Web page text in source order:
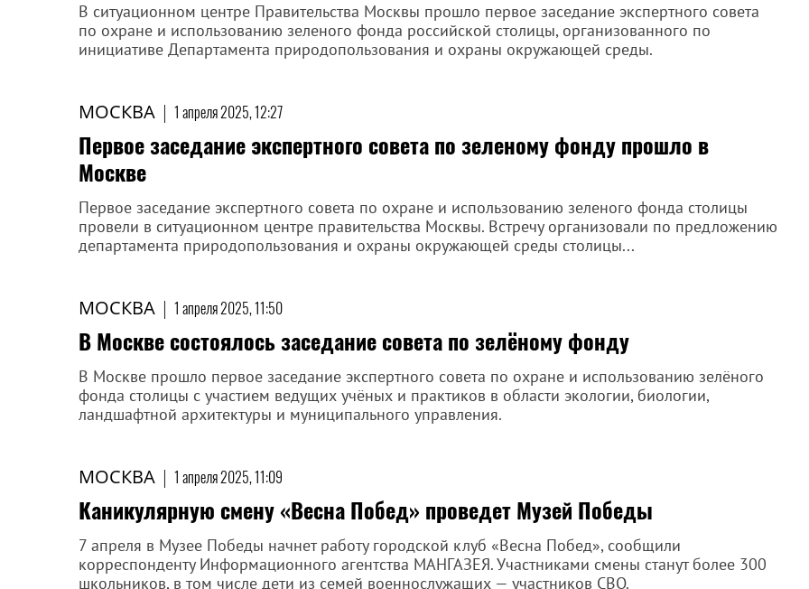
В ситуационном центре Правительства Москвы прошло первое заседание экспертного совета
по охране и использованию зеленого фонда российской столицы, организованного по
инициативе Департамента природопользования и охраны окружающей среды.
МОСКВА | 1 апреля 2025, 12:27
Первое заседание экспертного совета по зеленому фонду прошло в
Москве
Первое заседание экспертного совета по охране и использованию зеленого фонда столицы
провели в ситуационном центре правительства Москвы. Встречу организовали по предложению
департамента природопользования и охраны окружающей среды столицы...
МОСКВА | 1 апреля 2025, 11:50
В Москве состоялось заседание совета по зелёному фонду
В Москве прошло первое заседание экспертного совета по охране и использованию зелёного
фонда столицы с участием ведущих учёных и практиков в области экологии, биологии,
ландшафтной архитектуры и муниципального управления.
МОСКВА | 1 апреля 2025, 11:09
Каникулярную смену «Весна Побед» проведет Музей Победы
7 апреля в Музее Победы начнет работу городской клуб «Весна Побед», сообщили
корреспонденту Информационного агентства МАНГАЗЕЯ. Участниками смены станут более 300
школьников, в том числе дети из семей военнослужащих — участников СВО.